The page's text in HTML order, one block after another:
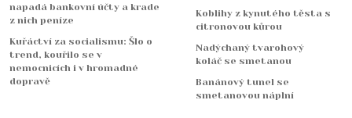
napadá bankovní účty a krade
z nich peníze
Kuřáctví za socialismu: Šlo o
trend, kouřilo se v
nemocnicích i v hromadné
dopravě
Koblihy z kynutého těsta s
citronovou kůrou
Nadýchaný tvarohový
koláč se smetanou
Banánový tunel se
smetanovou náplní